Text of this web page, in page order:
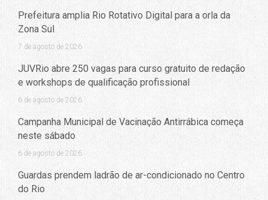
Prefeitura amplia Rio Rotativo Digital para a orla da
Zona Sul
7 de agosto de 2026
JUVRio abre 250 vagas para curso gratuito de redação
e workshops de qualificação profissional
6 de agosto de 2026
Campanha Municipal de Vacinação Antirrábica começa
neste sábado
6 de agosto de 2026
Guardas prendem ladrão de ar-condicionado no Centro
do Rio